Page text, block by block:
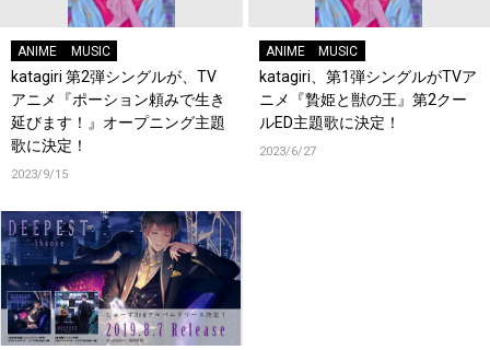
ANIME MUSIC
katagiri 第2弾シングルが、TV
アニメ『ポーション頼みで生き
延びます！』オープニング主題
歌に決定！
2023/9/15
ANIME MUSIC
katagiri、第1弾シングルがTVア
ニメ『贄姫と獣の王』第2クー
ルED主題歌に決定！
2023/6/27